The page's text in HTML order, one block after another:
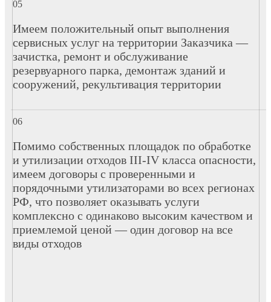
Имеем положительный опыт выполнения
сервисных услуг на территории Заказчика —
зачистка, ремонт и обслуживание
резервуарного парка, демонтаж зданий и
сооружений, рекультивация территории
Помимо собственных площадок по обработке
и утилизации отходов III-IV класса опасности,
имеем договоры с проверенными и
порядочными утилизаторами во всех регионах
РФ, что позволяет оказывать услуги
комплексно с одинаково высоким качеством и
приемлемой ценой — один договор на все
виды отходов